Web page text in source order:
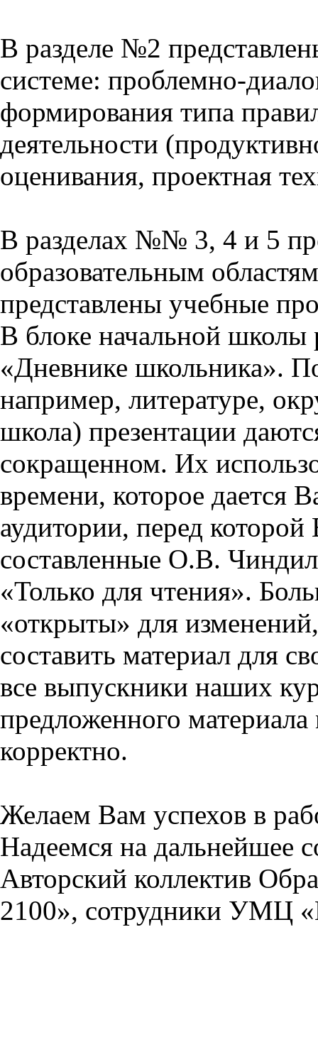
В разделе №2
системе: проблемно-
формирования типа
деятельности
оценивания, проектная
В разделах №№ 3, 4 и 5
образовательным
представлены учебные
В блоке начальной школы
«Дневнике школьника».
например, литературе,
школа) презентации
сокращенном. Их
времени, которое дается
аудитории, перед
составленные О.В.
«Только для чтения».
«открыты» для
составить материал для
все выпускники наших
предложенного
корректно.
Желаем Вам успехов в
Надеемся на дальнейшее
Авторский коллектив
2100», сотрудники УМЦ